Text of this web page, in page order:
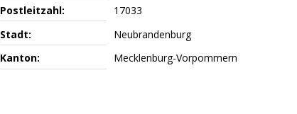
Postleitzahl:
17033
Stadt:
Neubrandenburg
Kanton:
Mecklenburg-Vorpommern